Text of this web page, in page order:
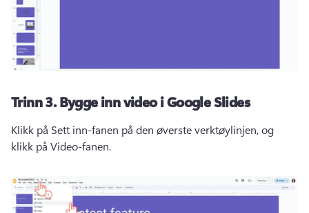
Trinn 3.Bygge inn video i Google Slides
Klikk på Sett inn-fanen på den øverste verktøylinjen, og
klikk på Video-fanen.